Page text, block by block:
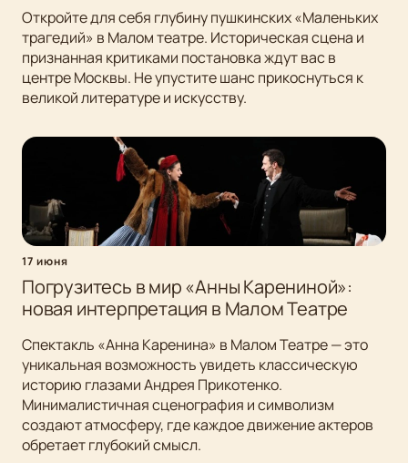
Откройте для себя глубину пушкинских «Маленьких
трагедий» в Малом театре. Историческая сцена и
признанная критиками постановка ждут вас в
центре Москвы. Не упустите шанс прикоснуться к
великой литературе и искусству.
17 июня
Погрузитесь в мир «Анны Карениной»:
новая интерпретация в Малом Театре
Спектакль «Анна Каренина» в Малом Театре — это
уникальная возможность увидеть классическую
историю глазами Андрея Прикотенко.
Минималистичная сценография и символизм
создают атмосферу, где каждое движение актеров
обретает глубокий смысл.